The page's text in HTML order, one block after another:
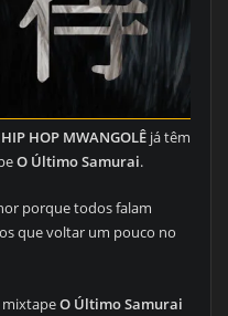
HOP MWANGOLÊ já têm
O Último Samurai.
porque todos falam
que voltar um pouco no
mixtapeO Último Samurai